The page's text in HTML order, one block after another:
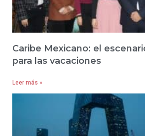
Caribe Mexicano: el
para las vacaciones
Leer más »